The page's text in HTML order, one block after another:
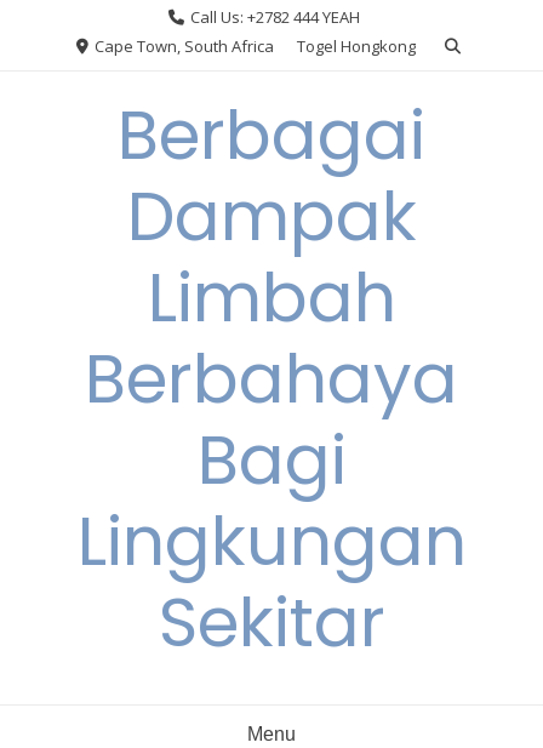
Call Us: +2782 444 YEAH
Cape Town, South Africa
Togel Hongkong
Berbagai
Dampak
Limbah
Berbahaya
Bagi
Lingkungan
Sekitar
Menu